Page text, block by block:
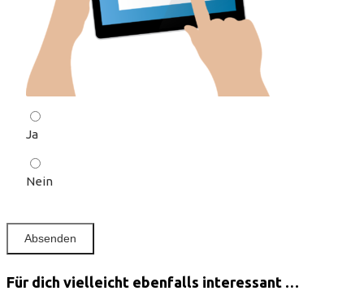
Ja
Nein
Für dich vielleicht ebenfalls interessant …